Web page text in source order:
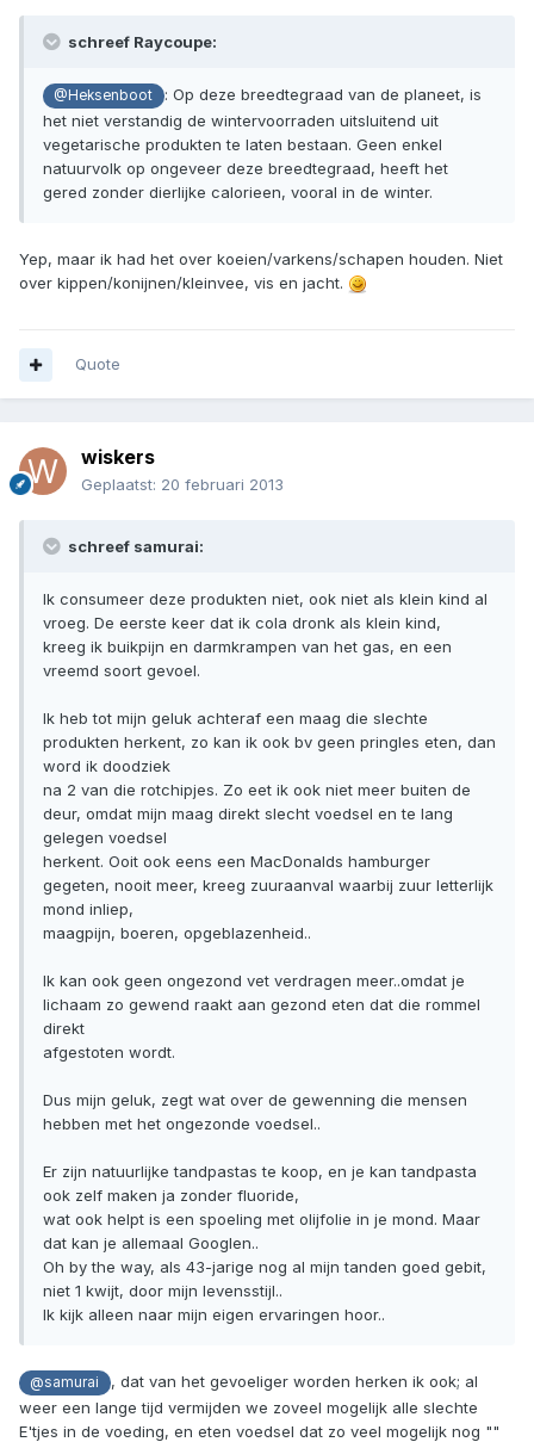
schreef Raycoupe:
@Heksenboot
: Op deze breedtegraad van de planeet, is
het niet verstandig de wintervoorraden uitsluitend uit
vegetarische produkten te laten bestaan. Geen enkel
natuurvolk op ongeveer deze breedtegraad, heeft het
gered zonder dierlijke calorieen, vooral in de winter.
Yep, maar ik had het over koeien/varkens/schapen houden. Niet
over kippen/konijnen/kleinvee, vis en jacht.
Quote
wiskers
Geplaatst: 20 februari 2013
schreef samurai:
Ik consumeer deze produkten niet, ook niet als klein kind al
vroeg. De eerste keer dat ik cola dronk als klein kind,
kreeg ik buikpijn en darmkrampen van het gas, en een
vreemd soort gevoel.
Ik heb tot mijn geluk achteraf een maag die slechte
produkten herkent, zo kan ik ook bv geen pringles eten, dan
word ik doodziek
na 2 van die rotchipjes. Zo eet ik ook niet meer buiten de
deur, omdat mijn maag direkt slecht voedsel en te lang
gelegen voedsel
herkent. Ooit ook eens een MacDonalds hamburger
gegeten, nooit meer, kreeg zuuraanval waarbij zuur letterlijk
mond inliep,
maagpijn, boeren, opgeblazenheid..
Ik kan ook geen ongezond vet verdragen meer..omdat je
lichaam zo gewend raakt aan gezond eten dat die rommel
direkt
afgestoten wordt.
Dus mijn geluk, zegt wat over de gewenning die mensen
hebben met het ongezonde voedsel..
Er zijn natuurlijke tandpastas te koop, en je kan tandpasta
ook zelf maken ja zonder fluoride,
wat ook helpt is een spoeling met olijfolie in je mond. Maar
dat kan je allemaal Googlen..
Oh by the way, als 43-jarige nog al mijn tanden goed gebit,
niet 1 kwijt, door mijn levensstijl..
Ik kijk alleen naar mijn eigen ervaringen hoor..
@samurai
, dat van het gevoeliger worden herken ik ook; al
weer een lange tijd vermijden we zoveel mogelijk alle slechte
E'tjes in de voeding, en eten voedsel dat zo veel mogelijk nog ""